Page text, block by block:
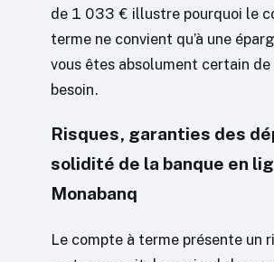
de 1 033 € illustre pourquoi le
terme ne convient qu’à une
vous êtes absolument certain de
besoin.
Risques, garanties des
solidité de la banque en
Monabanq
Le compte à terme présente un